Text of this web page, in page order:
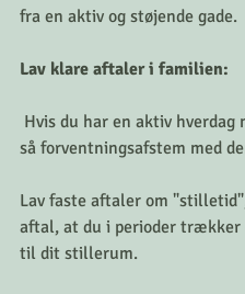
fra en aktiv og støjende gade.
Lav klare aftaler i familien:
så forventningsafstem med
Lav faste aftaler om
aftal, at du i perioder trækker
til dit stillerum.